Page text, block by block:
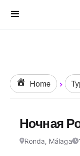
Home
Ночная
Ronda, Málaga